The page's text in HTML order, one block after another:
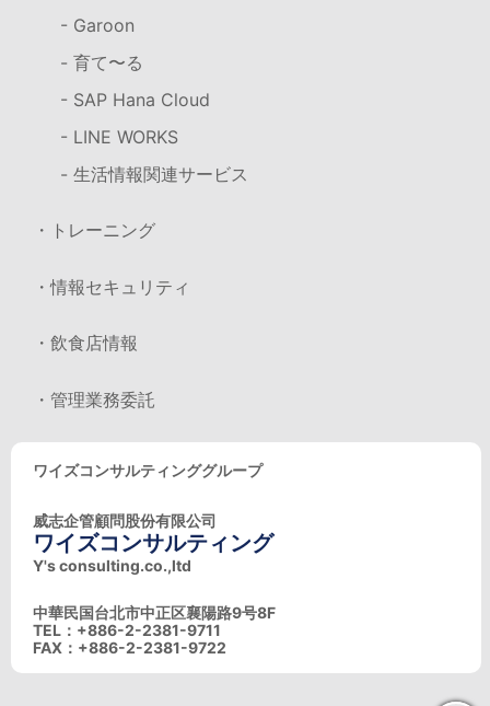
- Garoon
- 育て〜る
- SAP Hana Cloud
- LINE WORKS
- 生活情報関連サービス
・トレーニング
・情報セキュリティ
・飲食店情報
・管理業務委託
ワイズコンサルティンググループ
威志企管顧問股份有限公司
ワイズコンサルティング
Y's consulting.co.,ltd
中華民国台北市中正区襄陽路9号8F
TEL：+886-2-2381-9711
FAX：+886-2-2381-9722